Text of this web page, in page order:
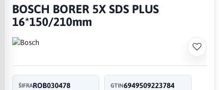
BOSCH BORER 5X SDS PLUS
16*150/210mm
ŠIFRAROB030478 GTIN6949509223784